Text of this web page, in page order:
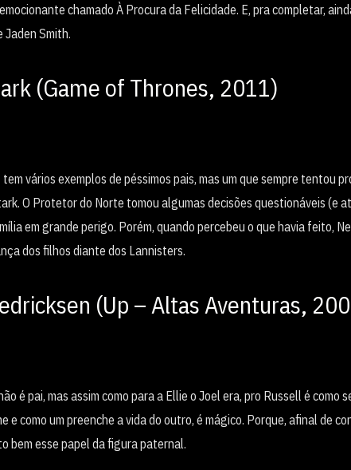
chamado À Procura da Felicidade. E, pra completar,
Jaden Smith.
(Game of Thrones, 2011)
vários exemplos de péssimos pais, mas um que sempre tentou
O Protetor do Norte tomou algumas decisões questionáveis (e
em grande perigo. Porém, quando percebeu o que havia feito,
dos filhos diante dos Lannisters.
(Up – Altas Aventuras,
é pai, mas assim como para a Ellie o Joel era, pro Russell é como
e como um preenche a vida do outro, é mágico. Porque, afinal de
bem esse papel da figura paternal.